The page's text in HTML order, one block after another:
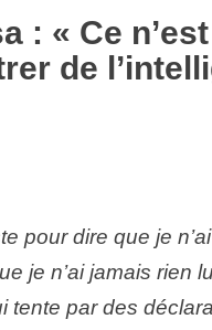
: « Ce
de
pour dire que je
je n’ai jamais rien
tente par des